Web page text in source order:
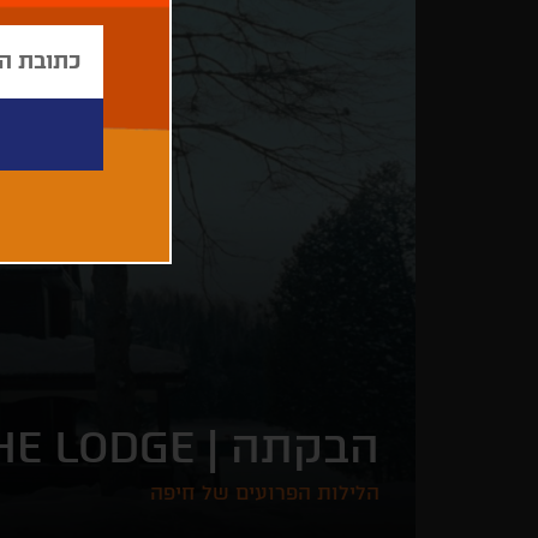
הבקתה | LODGE
הלילות הפרועים של חיפה